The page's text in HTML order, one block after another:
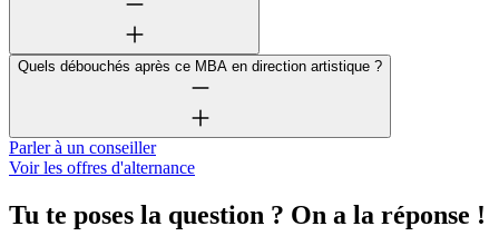
Quels débouchés après ce MBA en direction artistique ?
Parler à un conseiller
Voir les offres d'alternance
Tu te poses la question ? On a la réponse !